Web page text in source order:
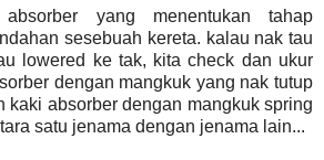
yang menentukan tahap
sesebuah kereta. kalau nak tau
lowered ke tak, kita check dan ukur
dengan mangkuk yang nak tutup
kaki absorber dengan mangkuk spring
satu jenama dengan jenama lain...